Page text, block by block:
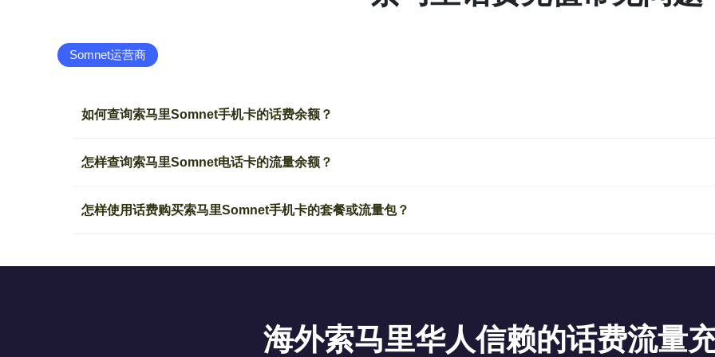
Somnet运营商
如何查询索马里Somnet手机卡的话费余额？
怎样查询索马里Somnet电话卡的流量余额？
怎样使用话费购买索马里Somnet手机卡的套餐或流量包？
海外索马里华人信赖的话费流量